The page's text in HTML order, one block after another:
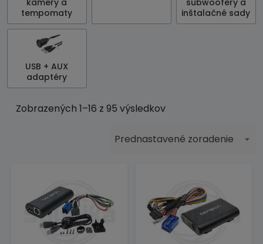
kamery a
tempomaty
subwoofery a
inštalačné sady
USB + AUX
adaptéry
Zobrazených 1–16 z 95 výsledkov
Prednastavené zoradenie